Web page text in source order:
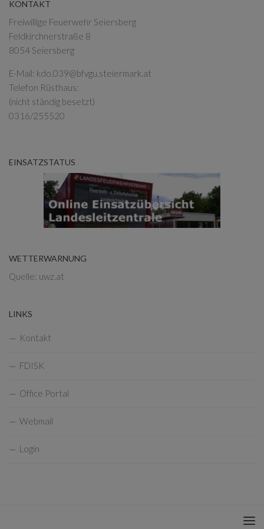
KONTAKT
Freiwillige Feuerwehr Seiersberg
Feldkirchnerstraße 8
8054 Seiersberg
E-Mail: kdo.039@bfvgu.steiermark.at
Telefon Rüsthaus:
(nicht ständig besetzt)
0316/255520
EINSATZSTATUS
WETTERWARNUNG
Quelle: uwz.at
LINKS
Kontakt
FDISK
Office Portal
Webmail
Login